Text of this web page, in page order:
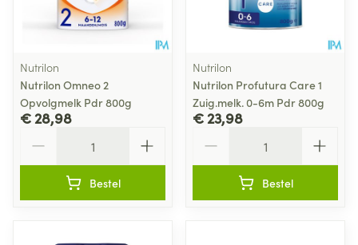
Nutrilon
Nutrilon Omneo 2
Opvolgmelk Pdr 800g
€ 28,98
Bestel
Nutrilon
Nutrilon Profutura Care 1
Zuig.melk. 0-6m Pdr 800g
€ 23,98
Bestel